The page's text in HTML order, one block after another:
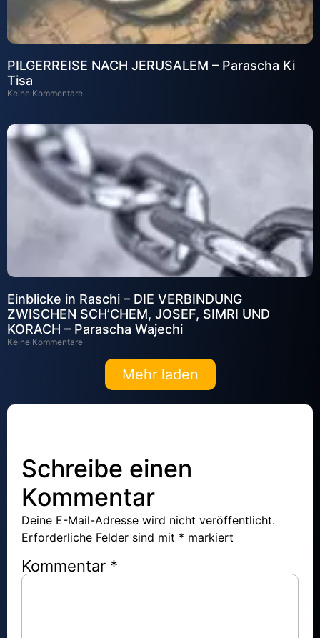
PILGERREISE NACH JERUSALEM – Parascha Ki
Tisa
Keine Kommentare
Einblicke in Raschi – DIE VERBINDUNG
ZWISCHEN SCH’CHEM, JOSEF, SIMRI UND
KORACH – Parascha Wajechi
Keine Kommentare
Mehr laden
Schreibe einen
Kommentar
Deine E-Mail-Adresse wird nicht veröffentlicht.
Erforderliche Felder sind mit * markiert
Kommentar *